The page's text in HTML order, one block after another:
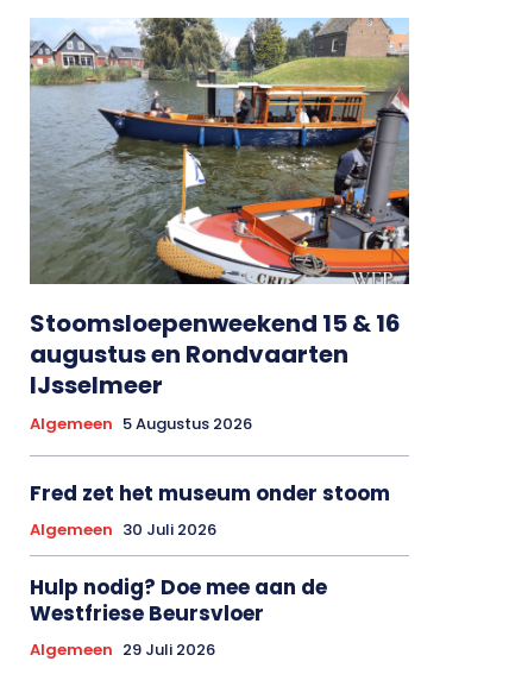
Stoomsloepenweekend 15 & 16
augustus en Rondvaarten
IJsselmeer
Algemeen 5 Augustus 2026
Fred zet het museum onder stoom
Algemeen 30 Juli 2026
Hulp nodig? Doe mee aan de
Westfriese Beursvloer
Algemeen 29 Juli 2026